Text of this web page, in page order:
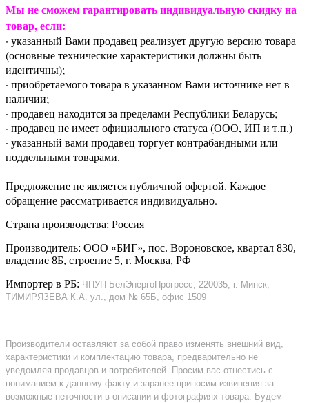
Мы не сможем гарантировать индивидуальную скидку на
товар, если:
· указанный Вами продавец реализует другую версию товара
(основные технические характеристики должны быть
идентичны);
· приобретаемого товара в указанном Вами источнике нет в
наличии;
· продавец находится за пределами Республики Беларусь;
· продавец не имеет официального статуса (ООО, ИП и т.п.)
· указанный вами продавец торгует контрабандными или
поддельными товарами.
Предложение не является публичной офертой. Каждое
обращение рассматривается индивидуально.
Страна производства: Россия
Производитель: ООО «БИГ», пос. Вороновское, квартал 830,
владение 8Б, строение 5, г. Москва, РФ
Импортер в РБ: ЧПУП БелЭнергоПрогресс, 220035, г. Минск,
ТИМИРЯЗЕВА К.А. ул., дом № 65Б, офис 1509
–
Производители оставляют за собой право изменять внешний вид,
характеристики и комплектацию товара, предварительно не
уведомляя продавцов и потребителей. Просим вас отнестись с
пониманием к данному факту и заранее приносим извинения за
возможные неточности в описании и фотографиях товара. Будем